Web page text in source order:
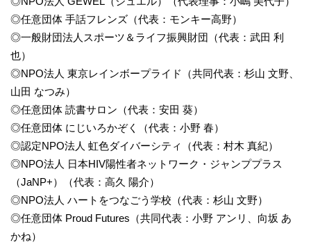
◎任意団体 手話フレンズ（代表：モンキー高野）
◎一般財団法人スポーツ＆ライフ振興財団（代表：武田 利
也）
◎NPO法人 東京レインボープライド（共同代表：杉山 文野、
山田 なつみ）
◎任意団体 読書サロン（代表：安田 葵）
◎任意団体 にじいろかぞく（代表：小野 春）
◎認定NPO法人 虹色ダイバーシティ（代表：村木 真紀）
◎NPO法人 日本HIV陽性者ネットワーク・ジャンププラス
（JaNP+）（代表：高久 陽介）
◎NPO法人 ハートをつなごう学校（代表：杉山 文野）
◎任意団体 Proud Futures（共同代表：小野 アンリ、向坂 あ
かね）